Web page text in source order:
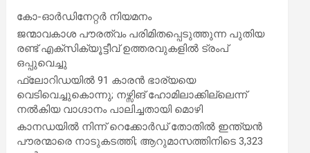
കോ-ഓർഡിനേറ്റർ നിയമനം
ജന്മാവകാശ പൗരത്വം പരിമിതപ്പെടുത്തുന്ന പുതിയ
രണ്ട് എക്സിക്യൂട്ടീവ് ഉത്തരവുകളിൽ ട്രംപ്
ഒപ്പുവെച്ചു
ഫ്ലോറിഡയിൽ 91 കാരൻ ഭാര്യയെ
വെടിവെച്ചുകൊന്നു; നഴ്സിങ് ഹോമിലാക്കില്ലെന്ന്
നൽകിയ വാഗ്ദാനം പാലിച്ചതായി മൊഴി
കാനഡയിൽ നിന്ന് റെക്കോർഡ് തോതിൽ ഇന്ത്യൻ
പൗരന്മാരെ നാടുകടത്തി; ആറുമാസത്തിനിടെ 3,323